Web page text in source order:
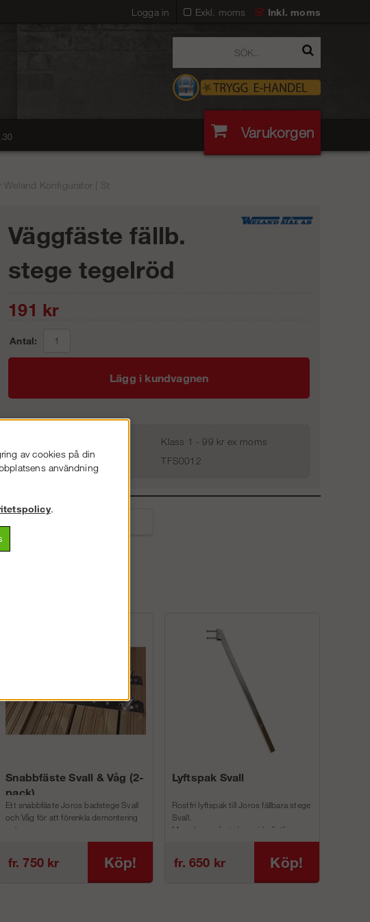
Exkl. moms Inkl. moms
Logga in
Varukorgen
Konfigurator | St
Väggfäste fällb.
stege tegelröd
191 kr
Antal:
Lägg i kundvagnen
Klass 1 - 99 kr ex moms
Artnr:
TFS0012
Snabbfäste Svall & Våg (2-
pack)
Ett snabbfäste Joros badstege Svall
och Våg för att förenkla demontering
och m...
fr. 750 kr Köp!
Lyftspak Svall
Rostfri lyftspak till Joros fällbara stege
Svall.
Man skruvar fast denna i befintliga
fr. 650 kr Köp!
av cookies på din
användning
.